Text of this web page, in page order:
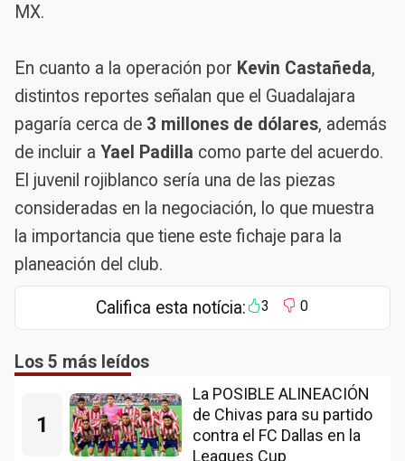
MX.
En cuanto a la operación por Kevin Castañeda,
distintos reportes señalan que el Guadalajara
pagaría cerca de 3 millones de dólares, además
de incluir a Yael Padilla como parte del acuerdo.
El juvenil rojiblanco sería una de las piezas
consideradas en la negociación, lo que muestra
la importancia que tiene este fichaje para la
planeación del club.
Califica esta notícia: 3 0
Los 5 más leídos
1
La POSIBLE ALINEACIÓN
de Chivas para su partido
contra el FC Dallas en la
Leagues Cup